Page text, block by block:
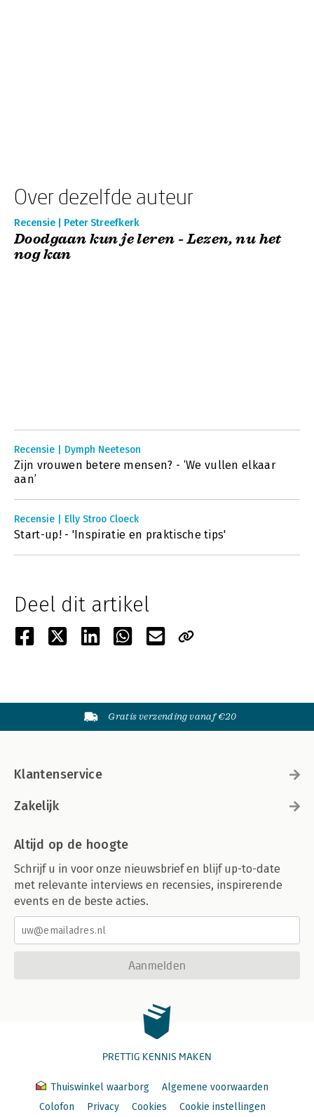
Over dezelfde auteur
Recensie | Peter Streefkerk
Doodgaan kun je leren - Lezen, nu het
nog kan
Recensie | Dymph Neeteson
Zijn vrouwen betere mensen? - ‘We vullen elkaar
aan’
Recensie | Elly Stroo Cloeck
Start-up! - 'Inspiratie en praktische tips'
Deel dit artikel
Gratis verzending vanaf €20
Klantenservice
Zakelijk
Altijd op de hoogte
Schrijf u in voor onze nieuwsbrief en blijf up-to-date
met relevante interviews en recensies, inspirerende
events en de beste acties.
Aanmelden
PRETTIG KENNIS MAKEN
Thuiswinkel waarborg
Algemene voorwaarden
Colofon
Privacy Cookies Cookie instellingen